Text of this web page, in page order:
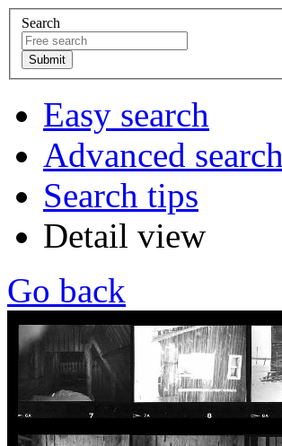
Search
Easy search
Advanced search
Search tips
Detail view
Go back